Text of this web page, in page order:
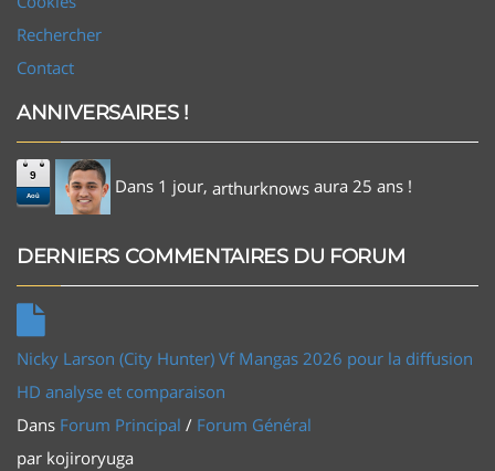
Rechercher
Contact
ANNIVERSAIRES !
9
Aoû Dans 1 jour, arthurknows aura 25 ans !
DERNIERS COMMENTAIRES DU FORUM
Nicky Larson (City Hunter) Vf Mangas 2026 pour la diffusion
HD analyse et comparaison
Dans Forum Principal / Forum Général
par kojiroryuga